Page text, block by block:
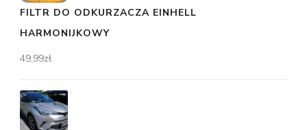
FILTR DO ODKURZACZA EINHELL
HARMONIJKOWY
49,99zł